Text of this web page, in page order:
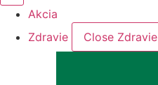
Akcia
Zdravie
Close Zdravie